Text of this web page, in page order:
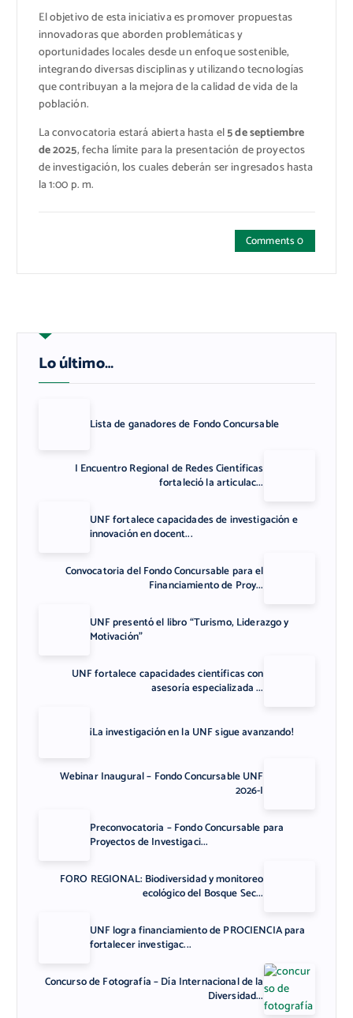
El objetivo de esta iniciativa es promover propuestas
innovadoras que aborden problemáticas y
oportunidades locales desde un enfoque sostenible,
integrando diversas disciplinas y utilizando tecnologías
que contribuyan a la mejora de la calidad de vida de la
población.
La convocatoria estará abierta hasta el5 de septiembre
de 2025, fecha límite para la presentación de proyectos
de investigación, los cuales deberán ser ingresados hasta
la 1:00 p. m.
Comments 0
Lo último…
Lista de ganadores de Fondo Concursable
I Encuentro Regional de Redes Científicas
fortaleció la articulac...
UNF fortalece capacidades de investigación e
innovación en docent...
Convocatoria del Fondo Concursable para el
Financiamiento de Proy...
UNF presentó el libro “Turismo, Liderazgo y
Motivación”
UNF fortalece capacidades científicas con
asesoría especializada ...
¡La investigación en la UNF sigue avanzando!
Webinar Inaugural – Fondo Concursable UNF
2026-I
Preconvocatoria – Fondo Concursable para
Proyectos de Investigaci...
FORO REGIONAL: Biodiversidad y monitoreo
ecológico del Bosque Sec...
UNF logra financiamiento de PROCIENCIA para
fortalecer investigac...
Concurso de Fotografía – Día Internacional de la
Diversidad...